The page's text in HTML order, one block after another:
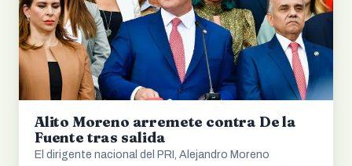
Alito Moreno arremete contra De la
Fuente tras salida
El dirigente nacional del PRI, Alejandro Moreno